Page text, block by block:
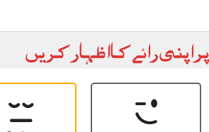
اپنی رائے کا اظہار کریں